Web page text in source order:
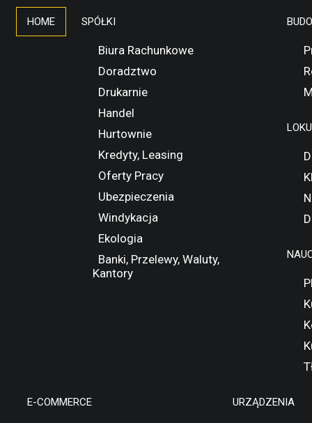
HOME SPÓŁKI
Biura Rachunkowe
Doradztwo
Drukarnie
Handel
Hurtownie
Kredyty, Leasing
Oferty Pracy
Ubezpieczenia
Windykacja
Ekologia
Banki, Przelewy, Waluty,
Kantory
E-COMMERCE URZĄDZENIA